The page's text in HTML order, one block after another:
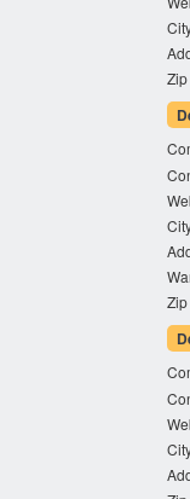
Zip
Zip